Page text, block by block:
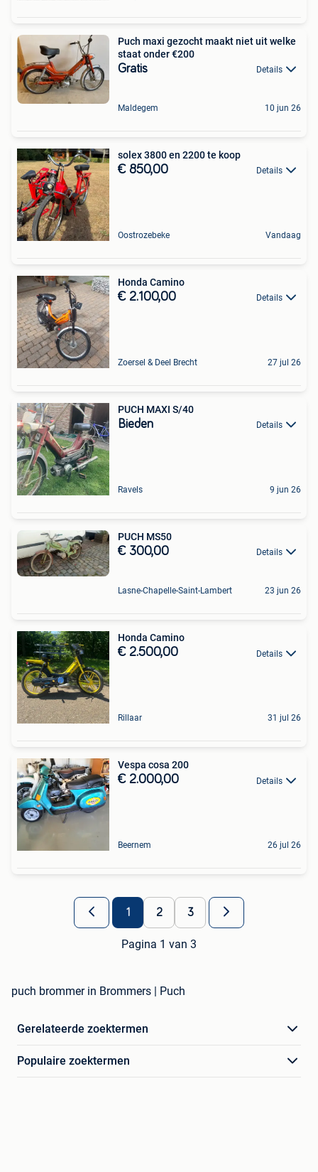
Puch maxi gezocht maakt niet uit welke
staat onder €200
Gratis Details
Maldegem 10 jun 26
solex 3800 en 2200 te koop
€ 850,00 Details
Oostrozebeke Vandaag
Honda Camino
€ 2.100,00 Details
Zoersel & Deel Brecht 27 jul 26
PUCH MAXI S/40
Bieden Details
Ravels 9 jun 26
PUCH MS50
€ 300,00 Details
Lasne-Chapelle-Saint-Lambert 23 jun 26
Honda Camino
€ 2.500,00 Details
Rillaar 31 jul 26
Vespa cosa 200
€ 2.000,00 Details
Beernem 26 jul 26
1 2 3
Pagina 1 van 3
puch brommer in Brommers | Puch
Gerelateerde zoektermen
Populaire zoektermen